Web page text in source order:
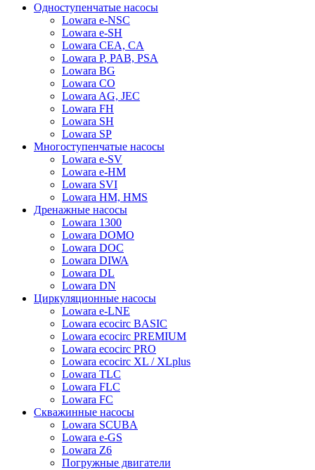
Одноступенчатые насосы
Lowara e-NSC
Lowara e-SH
Lowara CEA, CA
Lowara P, PAB, PSA
Lowara BG
Lowara CO
Lowara AG, JEC
Lowara FH
Lowara SH
Lowara SP
Многоступенчатые насосы
Lowara e-SV
Lowara e-HM
Lowara SVI
Lowara HM, HMS
Дренажные насосы
Lowara 1300
Lowara DOMO
Lowara DOC
Lowara DIWA
Lowara DL
Lowara DN
Циркуляционные насосы
Lowara e-LNE
Lowara ecocirc BASIC
Lowara ecocirc PREMIUM
Lowara ecocirc PRO
Lowara ecocirc XL / XLplus
Lowara TLC
Lowara FLC
Lowara FC
Скважинные насосы
Lowara SCUBA
Lowara e-GS
Lowara Z6
Погружные двигатели